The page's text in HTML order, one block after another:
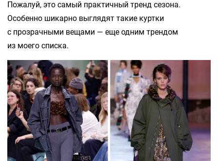
Пожалуй, это самый практичный тренд сезона.
Особенно шикарно выглядят такие куртки
с прозрачными вещами — еще одним трендом
из моего списка.